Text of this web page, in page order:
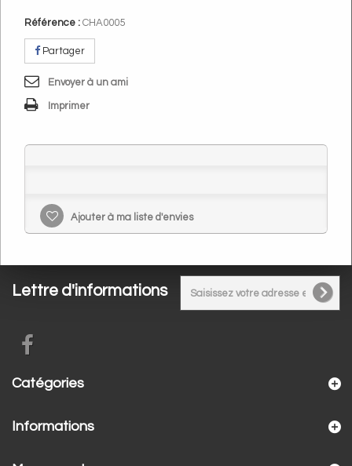
Référence : CHA0005
Partager
Envoyer à un ami
Imprimer
Ajouter à ma liste d'envies
Lettre d'informations
Catégories
Informations